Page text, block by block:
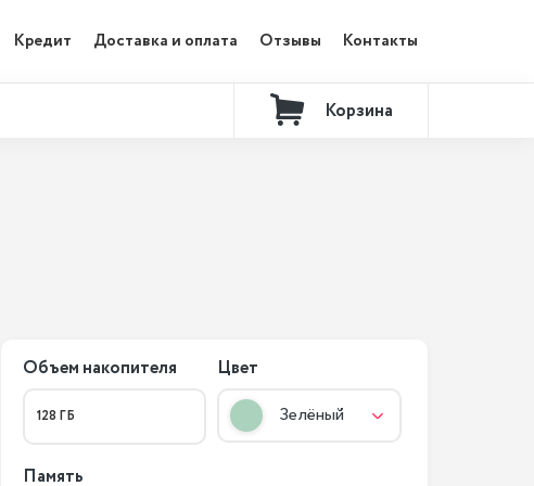
Кредит Доставка и оплата Отзывы Контакты
Корзина
Объем накопителя
128 ГБ
Цвет
Зелёный
Память